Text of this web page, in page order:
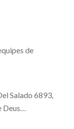
de
Salado 6893,